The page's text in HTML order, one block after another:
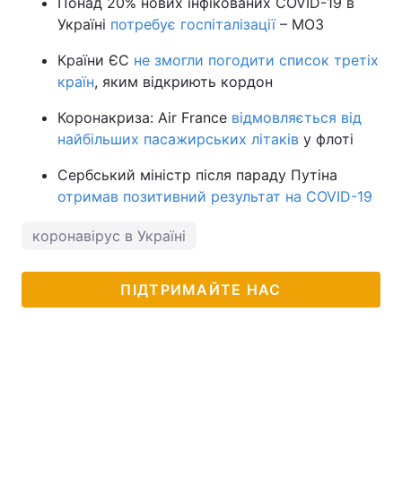
Україні потребує госпіталізації– МОЗ
Країни ЄС не змогли погодити список третіх
країн, яким відкриють кордон
Коронакриза: Air France відмовляється від
найбільших пасажирських літаків у флоті
Сербський міністр після параду Путіна
отримав позитивний результат на COVID-19
коронавірус в Україні
ПІДТРИМАЙТЕ НАС